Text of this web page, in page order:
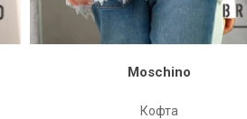
Moschino
Кофта